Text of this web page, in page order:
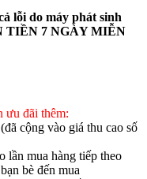
lỗi do máy phát sinh
TIỀN 7 NGÀY MIỄN
ưu đãi thêm:
cộng vào giá thu cao số
lần mua hàng tiếp theo
bè đến mua